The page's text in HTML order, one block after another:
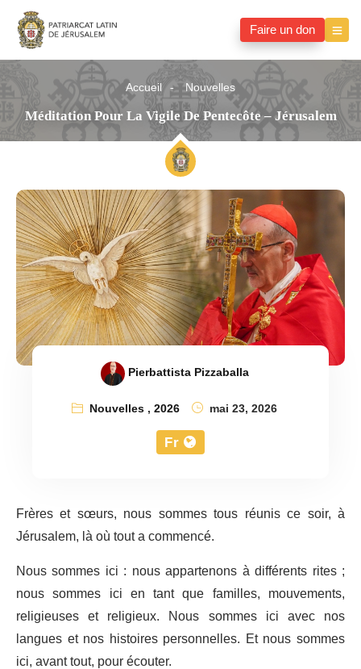
Faire un don
Accueil Nouvelles
Méditation Pour La Vigile De Pentecôte – Jérusalem
Pierbattista Pizzaballa
Nouvelles,2026 mai 23, 2026
Fr
Frères et sœurs, nous sommes tous réunis ce soir, à
Jérusalem, là où tout a commencé.
Nous sommes ici : nous appartenons à différents rites ;
nous sommes ici en tant que familles, mouvements,
religieuses et religieux. Nous sommes ici avec nos
langues et nos histoires personnelles. Et nous sommes
ici, avant tout, pour écouter.